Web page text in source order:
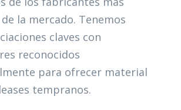
la mercado. Tenemos
claves con
reconocidos
para ofrecer material
tempranos.